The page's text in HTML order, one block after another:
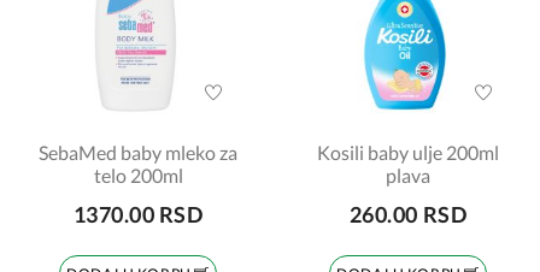
SebaMed baby mleko za
telo 200ml
1370.00 RSD
Kosili baby ulje 200ml
plava
260.00 RSD